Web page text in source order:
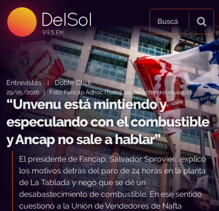
DelSol
99.5 FM
99.5 FM
99.5 FM
Buscá
Entrevistas |Doble Click
29/05/2026 | Foto: Fancap Adhoc (Todos los derechos reservados)
“Unvenu está mintiendo y
especulando con el combustible
y Ancap no sale a hablar”
El presidente de Fancap, Salvador Sprovieri, explicó
los motivos detrás del paro de 24 horas en la planta
de La Tablada y negó que se dé un
desabastecimiento de combustible. En ese sentido
cuestionó a la Unión de Vendedores de Nafta